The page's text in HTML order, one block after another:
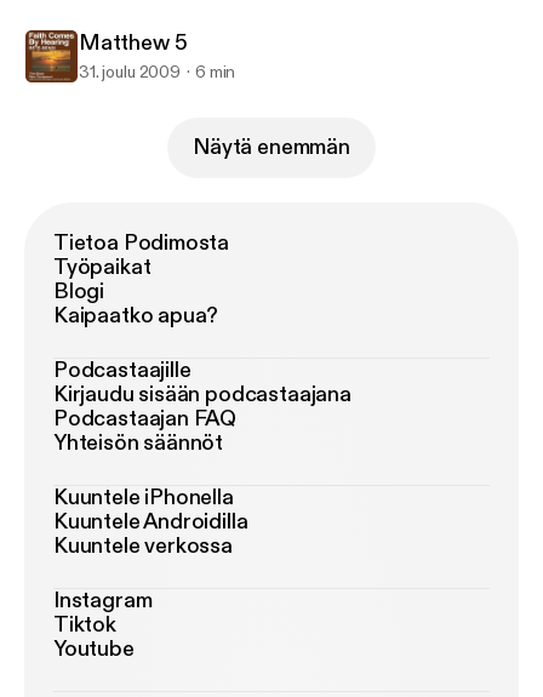
Matthew 5
31. joulu 2009 6 min
Näytä enemmän
Tietoa Podimosta
Työpaikat
Blogi
Kaipaatko apua?
Podcastaajille
Kirjaudu sisään podcastaajana
Podcastaajan FAQ
Yhteisön säännöt
Kuuntele iPhonella
Kuuntele Androidilla
Kuuntele verkossa
Instagram
Tiktok
Youtube